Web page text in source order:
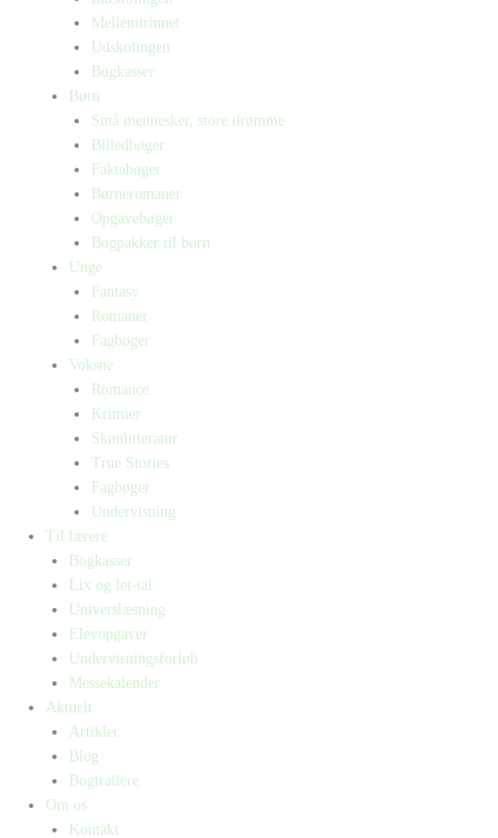
Mellemtrinnet
Udskolingen
Bogkasser
Børn
Små mennesker, store drømme
Billedbøger
Faktabøger
Børneromaner
Opgavebøger
Bogpakker til børn
Unge
Fantasy
Romaner
Fagbøger
Voksne
Romance
Krimier
Skønlitteratur
True Stories
Fagbøger
Undervisning
Til lærere
Bogkasser
Lix og let-tal
Universlæsning
Elevopgaver
Undervisningsforløb
Messekalender
Aktuelt
Artikler
Blog
Bogtrailere
Om os
Kontakt